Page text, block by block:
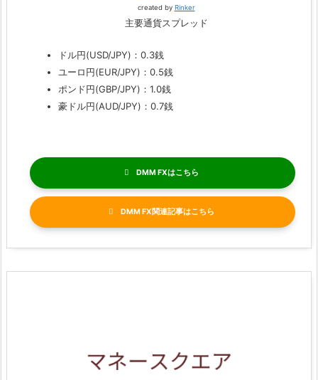
created by Rinker
主要通貨スプレッド
ドル円(USD/JPY)：0.3銭
ユーロ円(EUR/JPY)：0.5銭
ポンド円(GBP/JPY)：1.0銭
豪ドル円(AUD/JPY)：0.7銭
DMM FX
DMM FX関連記事